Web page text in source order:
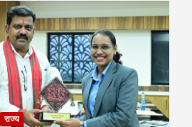
राज्य